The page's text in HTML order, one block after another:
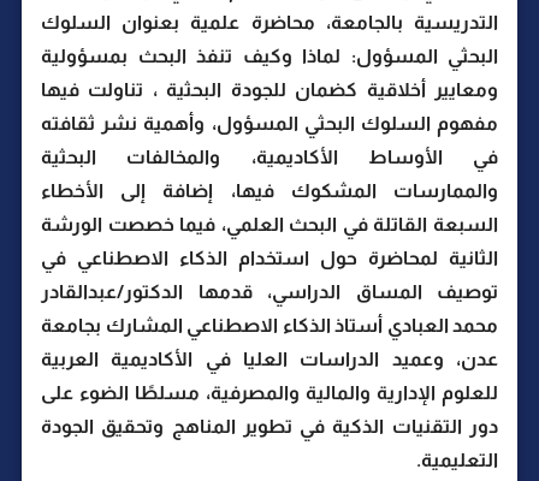
التدريسية بالجامعة، محاضرة علمية بعنوان السلوك
البحثي المسؤول: لماذا وكيف تنفذ البحث بمسؤولية
ومعايير أخلاقية كضمان للجودة البحثية ، تناولت فيها
مفهوم السلوك البحثي المسؤول، وأهمية نشر ثقافته
في الأوساط الأكاديمية، والمخالفات البحثية
والممارسات المشكوك فيها، إضافة إلى الأخطاء
السبعة القاتلة في البحث العلمي، فيما خصصت الورشة
الثانية لمحاضرة حول استخدام الذكاء الاصطناعي في
توصيف المساق الدراسي، قدمها الدكتور/عبدالقادر
محمد العبادي أستاذ الذكاء الاصطناعي المشارك بجامعة
عدن، وعميد الدراسات العليا في الأكاديمية العربية
للعلوم الإدارية والمالية والمصرفية، مسلطًا الضوء على
دور التقنيات الذكية في تطوير المناهج وتحقيق الجودة
التعليمية.